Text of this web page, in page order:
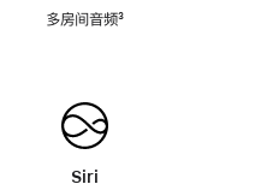
多房间音频脚
³
Siri